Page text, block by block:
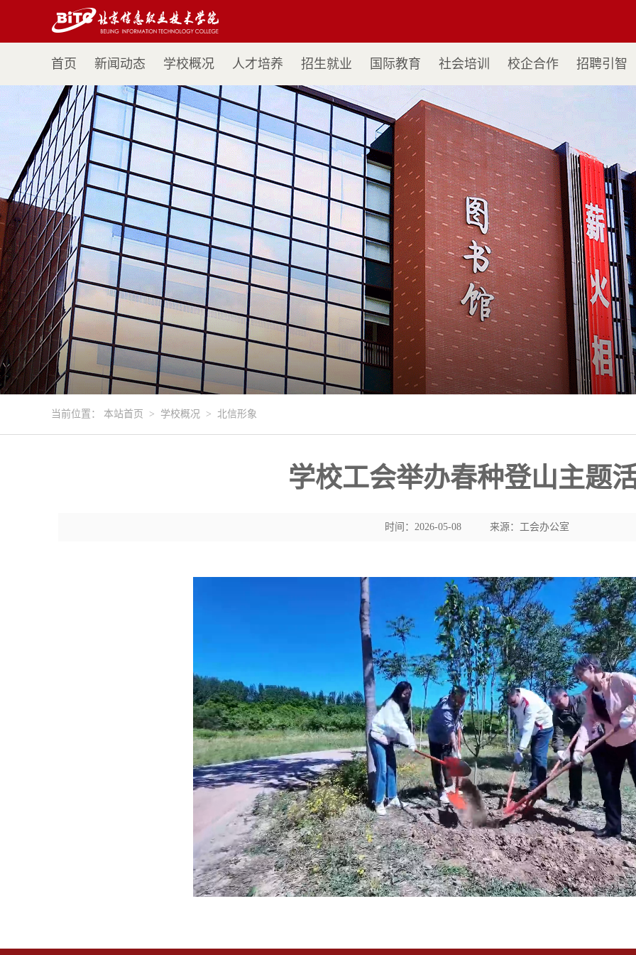
首页 新闻动态 学校概况 人才培养 招生就业 国际教育 社会培训 校企合作 招聘引智
当前位置： 本站首页 > 学校概况 > 北信形象
学校工会举办春种登山主题
时间：2026-05-08 来源：工会办公室